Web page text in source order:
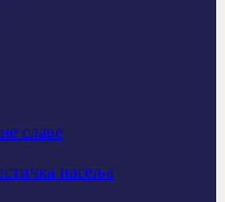
славе
насеља